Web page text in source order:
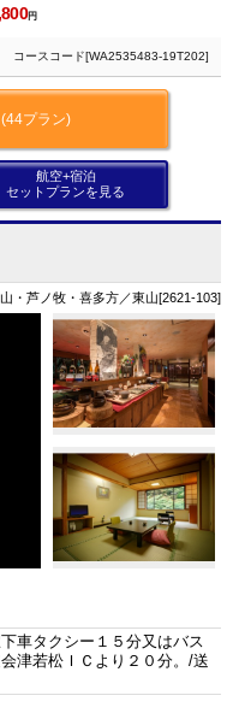
円
コースコード[WA2535483-19T202]
(44プラン)
航空+宿泊
セットプランを見る
・芦ノ牧・喜多方／東山[2621-103]
車タクシー１５分又はバス
津若松ＩＣより２０分。/送